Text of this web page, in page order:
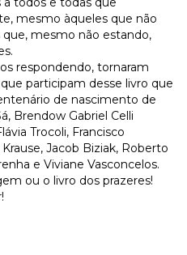
mesmo àqueles que não
mesmo não estando,
respondendo, tornaram
participam desse livro que
de nascimento de
Brendow Gabriel Celli
Trocoli, Francisco
Jacob Biziak, Roberto
e Viviane Vasconcelos.
ou o livro dos prazeres!